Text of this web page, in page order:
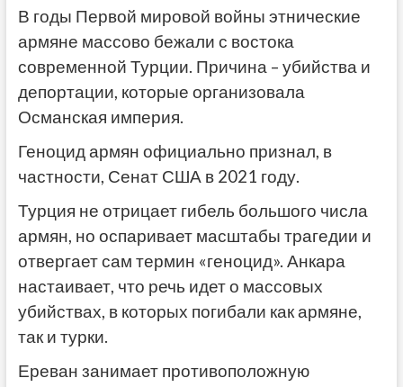
В годы Первой мировой войны этнические
армяне массово бежали с востока
современной Турции. Причина – убийства и
депортации, которые организовала
Османская империя.
Геноцид армян официально признал, в
частности, Сенат США в 2021 году.
Турция не отрицает гибель большого числа
армян, но оспаривает масштабы трагедии и
отвергает сам термин «геноцид». Анкара
настаивает, что речь идет о массовых
убийствах, в которых погибали как армяне,
так и турки.
Ереван занимает противоположную